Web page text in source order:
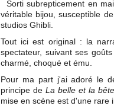
Sorti subrepticement en
véritable bijou, susceptible
studios Ghibli.
Tout ici est original : la
spectateur, suivant ses
charmé, choqué et ému.
Pour ma part j'ai adoré le
principe de La belle et la bête
mise en scène est d'une rare